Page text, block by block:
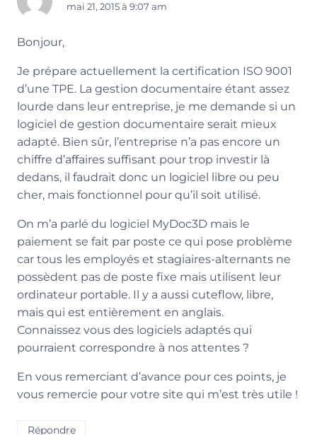
mai 21, 2015 à 9:07 am
Bonjour,
Je prépare actuellement la certification ISO 9001
d’une TPE. La gestion documentaire étant assez
lourde dans leur entreprise, je me demande si un
logiciel de gestion documentaire serait mieux
adapté. Bien sûr, l’entreprise n’a pas encore un
chiffre d’affaires suffisant pour trop investir là
dedans, il faudrait donc un logiciel libre ou peu
cher, mais fonctionnel pour qu’il soit utilisé.
On m’a parlé du logiciel MyDoc3D mais le
paiement se fait par poste ce qui pose problème
car tous les employés et stagiaires-alternants ne
possèdent pas de poste fixe mais utilisent leur
ordinateur portable. Il y a aussi cuteflow, libre,
mais qui est entièrement en anglais.
Connaissez vous des logiciels adaptés qui
pourraient correspondre à nos attentes ?
En vous remerciant d’avance pour ces points, je
vous remercie pour votre site qui m’est très utile !
Répondre